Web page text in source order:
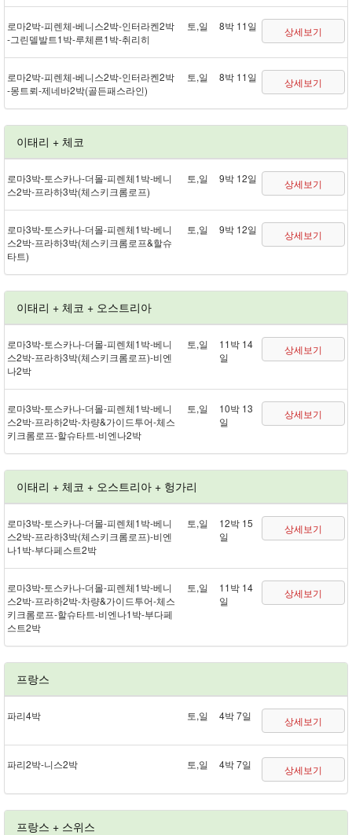
로마 2박 - 피렌체 - 베니스 2박 - 인터라켄 2박
- 그린델발트 1박 - 루체른 1박 - 취리히
토,일 8박 11일 상세보기
로마 2박 - 피렌체 - 베니스 2박 - 인터라켄 2박
- 몽트뢰 - 제네바 2박(골든패스 라인)
토,일 8박 11일 상세보기
이태리 + 체코
로마 3박 - 토스카나 - 더몰 - 피렌체 1박 - 베니
스 2박 - 프라하 3박(체스키크롬로프)
토,일 9박 12일 상세보기
로마 3박 - 토스카나 - 더몰 - 피렌체 1박 - 베니
스 2박 - 프라하 3박(체스키크롬로프&할슈
타트)
토,일 9박 12일 상세보기
이태리 + 체코 + 오스트리아
로마 3박 - 토스카나 - 더몰 - 피렌체 1박 - 베니
스 2박 - 프라하 3박(체스키크롬로프) - 비엔
나 2박
토,일
11박 14
일
상세보기
로마 3박 - 토스카나 - 더몰 - 피렌체 1박 - 베니
스 2박 - 프라하 2박 - 차량&가이드투어 - 체스
키크롬로프 - 할슈타트 - 비엔나 2박
토,일
10박 13
일
상세보기
이태리 + 체코 + 오스트리아 + 헝가리
로마 3박 - 토스카나 - 더몰 - 피렌체 1박 - 베니
스 2박 - 프라하 3박(체스키크롬로프) - 비엔
나 1박 - 부다페스트 2박
토,일
12박 15
일
상세보기
로마 3박 - 토스카나 - 더몰 - 피렌체 1박 - 베니
스 2박 - 프라하 2박 - 차량&가이드투어 - 체스
키크롬로프 - 할슈타트 - 비엔나 1박 - 부다페
스트 2박
토,일
11박 14
일
상세보기
프랑스
파리 4박 토,일 4박 7일 상세보기
파리 2박 - 니스 2박 토,일 4박 7일 상세보기
프랑스 + 스위스